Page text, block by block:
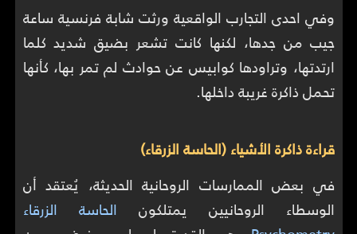
وفي احدى التجارب الواقعية ورثت شابة فرنسية ساعة
جيب من جدها، لكنها كانت تشعر بضيق شديد كلما
ارتدتها، وتراودها كوابيس عن حوادث لم تمر بها، كأنها
تحمل ذاكرة غريبة داخلها.
قراءة ذاكرة الأشياء (الحاسة الزرقاء)
في بعض الممارسات الروحانية الحديثة، يُعتقد أن
الوسطاء الروحانيين يمتلكون الحاسة الزرقاء